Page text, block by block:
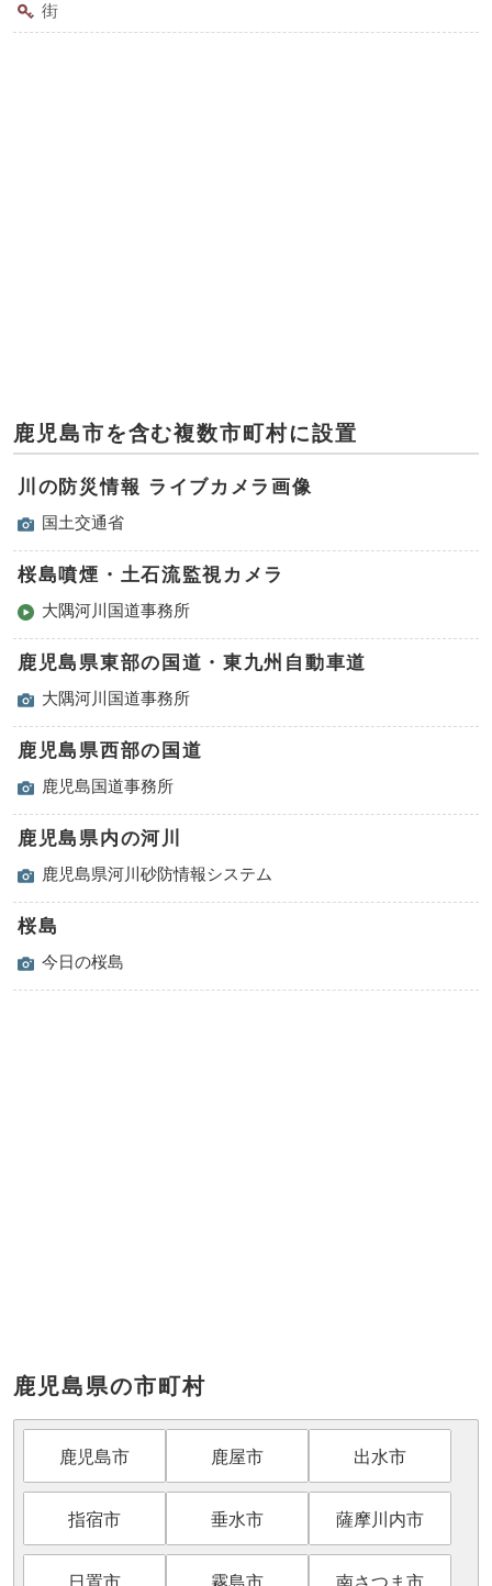
街
鹿児島市を含む複数市町村に設置
川の防災情報 ライブカメラ画像
国土交通省
桜島噴煙・土石流監視カメラ
大隅河川国道事務所
鹿児島県東部の国道・東九州自動車道
大隅河川国道事務所
鹿児島県西部の国道
鹿児島国道事務所
鹿児島県内の河川
鹿児島県河川砂防情報システム
桜島
今日の桜島
鹿児島県の市町村
鹿児島市 鹿屋市 出水市
指宿市 垂水市 薩摩川内市
日置市 霧島市 南さつま市